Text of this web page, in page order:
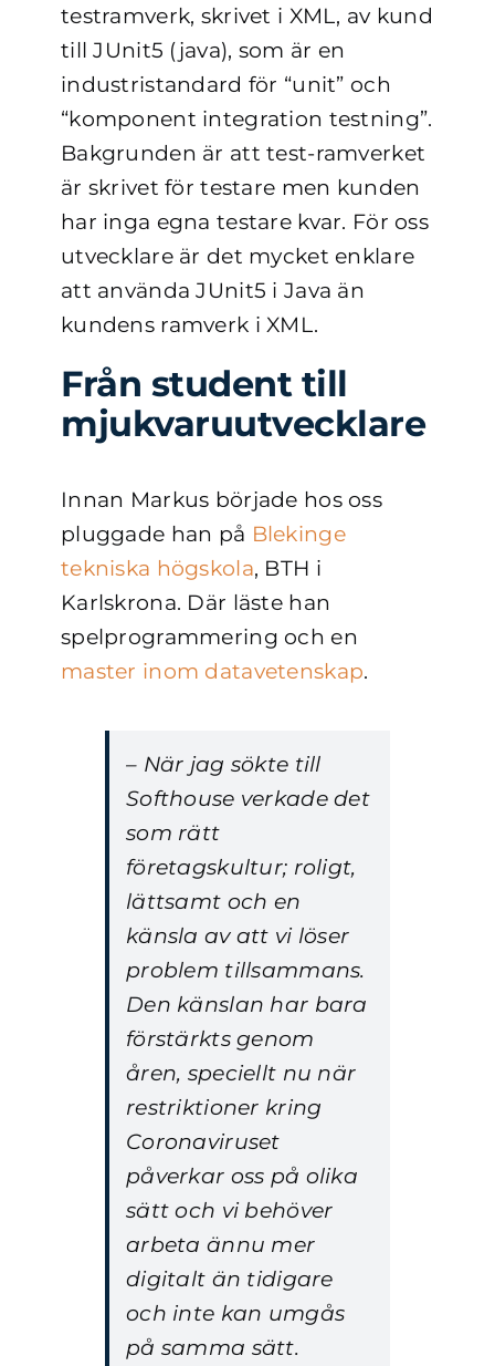
testramverk, skrivet i XML, av kund
till JUnit5 (java), som är en
industristandard för “unit” och
“komponent integration testning”.
Bakgrunden är att test-ramverket
är skrivet för testare men kunden
har inga egna testare kvar. För oss
utvecklare är det mycket enklare
att använda JUnit5 i Java än
kundens ramverk i XML.
Från student till
mjukvaruutvecklare
Innan Markus började hos oss
pluggade han på Blekinge
tekniska högskola, BTH i
Karlskrona. Där läste han
spelprogrammering och en
master inom datavetenskap.
– När jag sökte till
Softhouse verkade det
som rätt
företagskultur; roligt,
lättsamt och en
känsla av att vi löser
problem tillsammans.
Den känslan har bara
förstärkts genom
åren, speciellt nu när
restriktioner kring
Coronaviruset
påverkar oss på olika
sätt och vi behöver
arbeta ännu mer
digitalt än tidigare
och inte kan umgås
på samma sätt.